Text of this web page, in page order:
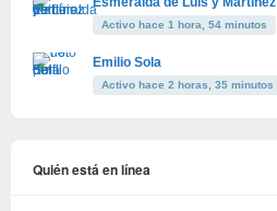
Activo hace 1 hora, 54 minutos
Emilio Sola
Activo hace 2 horas, 35 minutos
Quién está en línea